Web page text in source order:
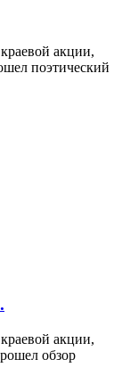
акции,
поэтический
акции,
обзор